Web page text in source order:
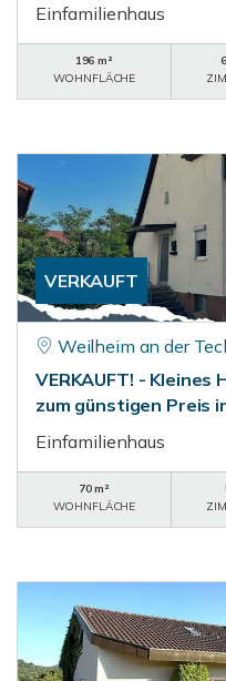
Einfamilienhaus
196 m²
WOHNFLÄCHE
VERKAUFT
Weilheim an der
VERKAUFT! -
zum günstigen Preis
Einfamilienhaus
70 m²
WOHNFLÄCHE